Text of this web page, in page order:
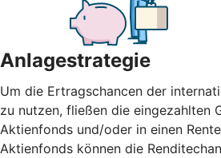
Anlagestrategie
Um die Ertragschancen der
zu nutzen, fließen die eingezahlten
Aktienfonds und/oder in einen
Aktienfonds können die